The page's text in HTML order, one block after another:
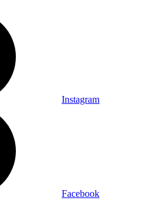
Instagram
Facebook